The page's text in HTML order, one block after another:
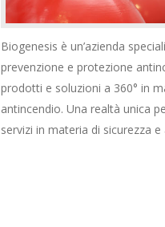
Biogenesis è un’azienda
prevenzione e protezione
prodotti e soluzioni a 360° in
antincendio. Una realtà unica
servizi in materia di sicurezza e